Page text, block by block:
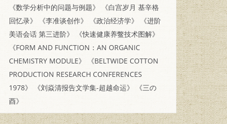
《数学分析中的问题与例题》
《白宫岁月 基辛格
回忆录》
《李准谈创作》 《政治经济学》
《进阶
美语会话 第三进阶》
《快速健康养鳖技术图解》
《FORM AND FUNCTION：AN ORGANIC
CHEMISTRY MODULE》
《BELTWIDE COTTON
PRODUCTION RESEARCH CONFERENCES
1978》
《刘焱清报告文学集-超越命运》
《三の
酉》